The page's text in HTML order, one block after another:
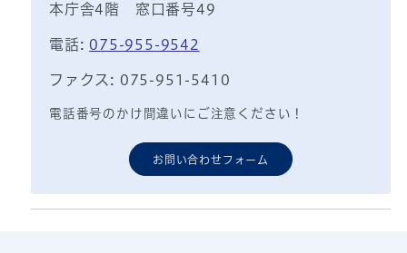
本庁舎4階 窓口番号49
電話: 075-955-9542
ファクス: 075-951-5410
電話番号のかけ間違いにご注意ください！
お問い合わせフォーム